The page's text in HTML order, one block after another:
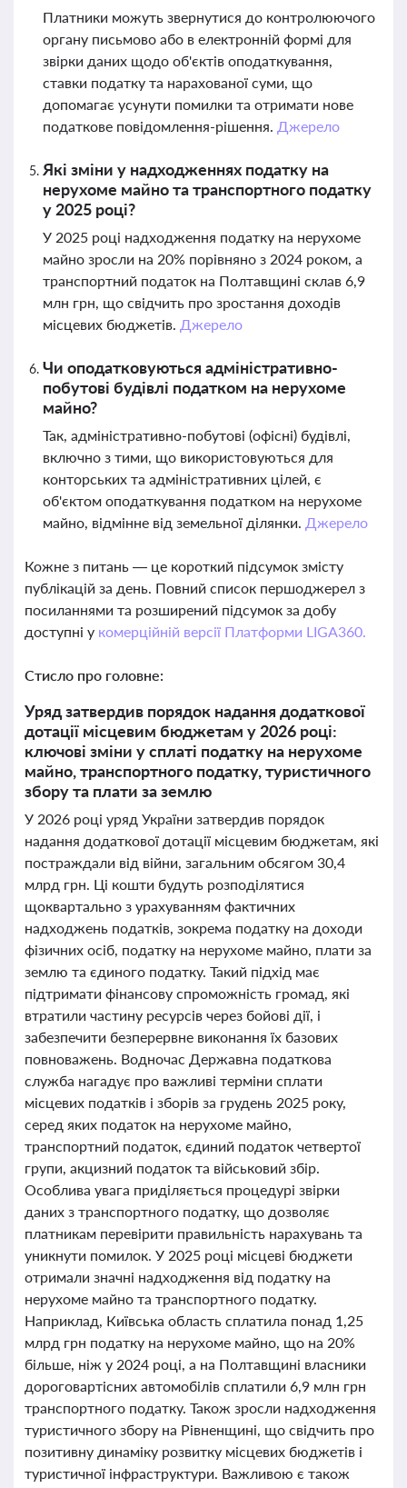
Платники можуть звернутися до контролюючого
органу письмово або в електронній формі для
звірки даних щодо об'єктів оподаткування,
ставки податку та нарахованої суми, що
допомагає усунути помилки та отримати нове
податкове повідомлення-рішення. Джерело
Які зміни у надходженнях податку на
нерухоме майно та транспортного податку
у 2025 році?
У 2025 році надходження податку на нерухоме
майно зросли на 20% порівняно з 2024 роком, а
транспортний податок на Полтавщині склав 6,9
млн грн, що свідчить про зростання доходів
місцевих бюджетів. Джерело
Чи оподатковуються адміністративно-
побутові будівлі податком на нерухоме
майно?
Так, адміністративно-побутові (офісні) будівлі,
включно з тими, що використовуються для
конторських та адміністративних цілей, є
об'єктом оподаткування податком на нерухоме
майно, відмінне від земельної ділянки. Джерело
Кожне з питань — це короткий підсумок змісту
публікацій за день. Повний список першоджерел з
посиланнями та розширений підсумок за добу
доступні у комерційній версії Платформи LIGA360.
Стисло про головне:
Уряд затвердив порядок надання додаткової
дотації місцевим бюджетам у 2026 році:
ключові зміни у сплаті податку на нерухоме
майно, транспортного податку, туристичного
збору та плати за землю
У 2026 році уряд України затвердив порядок
надання додаткової дотації місцевим бюджетам, які
постраждали від війни, загальним обсягом 30,4
млрд грн. Ці кошти будуть розподілятися
щоквартально з урахуванням фактичних
надходжень податків, зокрема податку на доходи
фізичних осіб, податку на нерухоме майно, плати за
землю та єдиного податку. Такий підхід має
підтримати фінансову спроможність громад, які
втратили частину ресурсів через бойові дії, і
забезпечити безперервне виконання їх базових
повноважень. Водночас Державна податкова
служба нагадує про важливі терміни сплати
місцевих податків і зборів за грудень 2025 року,
серед яких податок на нерухоме майно,
транспортний податок, єдиний податок четвертої
групи, акцизний податок та військовий збір.
Особлива увага приділяється процедурі звірки
даних з транспортного податку, що дозволяє
платникам перевірити правильність нарахувань та
уникнути помилок. У 2025 році місцеві бюджети
отримали значні надходження від податку на
нерухоме майно та транспортного податку.
Наприклад, Київська область сплатила понад 1,25
млрд грн податку на нерухоме майно, що на 20%
більше, ніж у 2024 році, а на Полтавщині власники
дороговартісних автомобілів сплатили 6,9 млн грн
транспортного податку. Також зросли надходження
туристичного збору на Рівненщині, що свідчить про
позитивну динаміку розвитку місцевих бюджетів і
туристичної інфраструктури. Важливою є також